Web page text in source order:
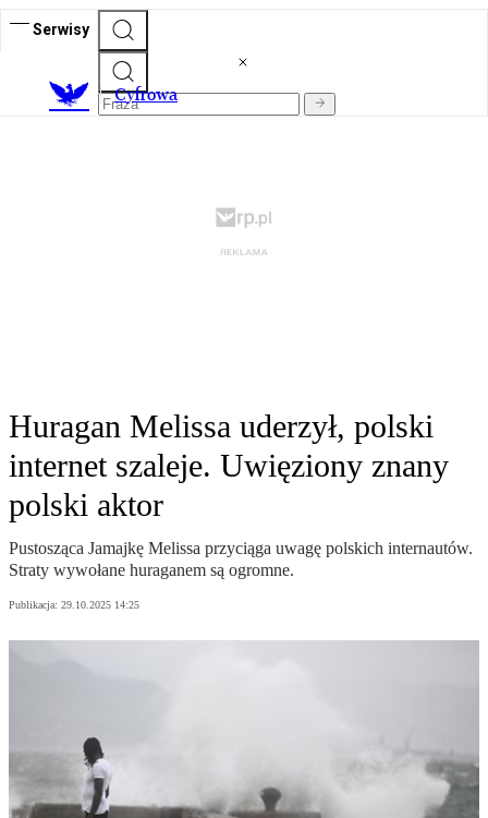
Serwisy
Cyfrowa
Huragan Melissa uderzył, polski
internet szaleje. Uwięziony znany
polski aktor
Pustosząca Jamajkę Melissa przyciąga uwagę polskich internautów.
Straty wywołane huraganem są ogromne.
Publikacja: 29.10.2025 14:25